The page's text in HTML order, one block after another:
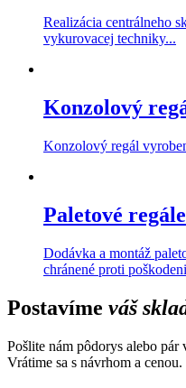
Realizácia centrálneho
vykurovacej techniky...
Konzolový
Konzolový regál
Paletové regále
Dodávka a montáž
chránené proti
Postavíme váš
Pošlite nám pôdorys alebo
Vrátime sa s návrhom a cenou.